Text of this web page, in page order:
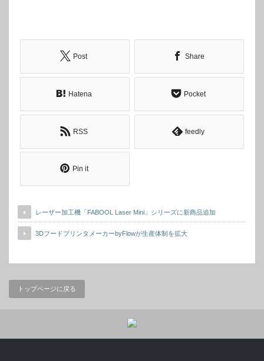
Post Share
Hatena Pocket
RSS feedly
Pin it
レーザー加工機「FABOOL Laser Mini」シリーズに新商品追加
3DフードプリンタメーカーbyFlowが生産体制を拡大
トップページに戻る